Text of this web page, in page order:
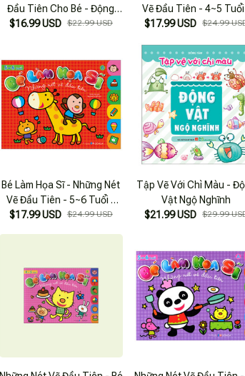
Đầu Tiên Cho Bé - Động
Vật Dễ Thương
$16.99 USD $22.99 USD
Vẽ Đầu Tiên - 4~5
Tập B
$17.99 USD $24.99
Bé Làm Họa Sĩ - Những Nét
Vẽ Đầu Tiên - 5~6 Tuổi -
Tập B
$17.99 USD $24.99 USD
Tập Vẽ Với Chì Màu -
Vật Ngộ Nghĩnh
$21.99 USD $29.99